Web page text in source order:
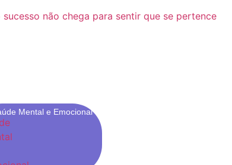
Mental e Emocional